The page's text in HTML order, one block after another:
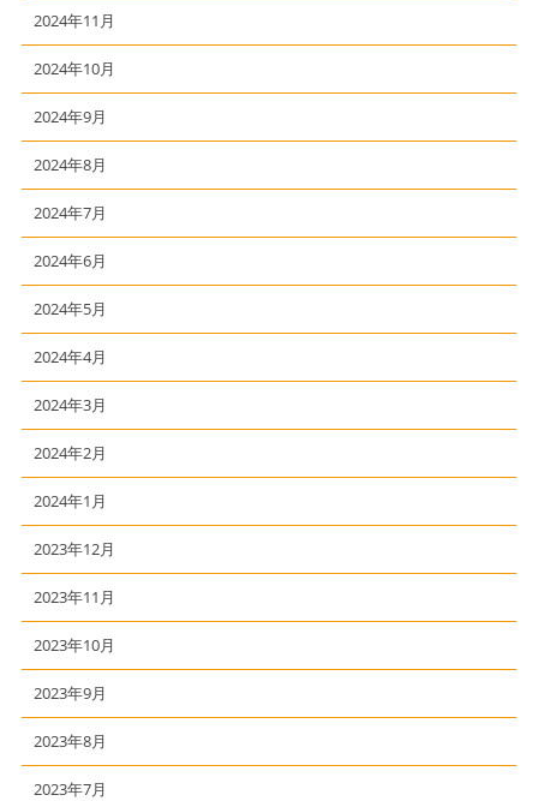
2024年11月
2024年10月
2024年9月
2024年8月
2024年7月
2024年6月
2024年5月
2024年4月
2024年3月
2024年2月
2024年1月
2023年12月
2023年11月
2023年10月
2023年9月
2023年8月
2023年7月